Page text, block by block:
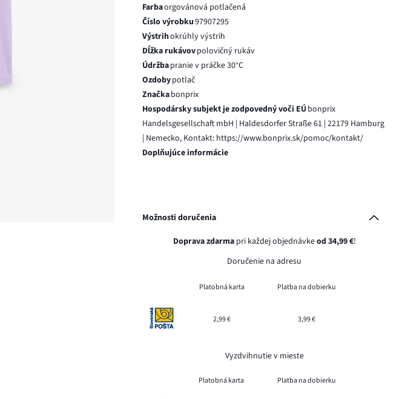
Farbaorgovánová potlačená
Číslo výrobku97907295
Výstrihokrúhly výstrih
Dĺžka rukávovpolovičný rukáv
Údržbapranie v práčke 30°C
Ozdobypotlač
Značkabonprix
Hospodársky subjekt je zodpovedný voči EÚbonprix
Handelsgesellschaft mbH | Haldesdorfer Straße 61 | 22179 Hamburg
| Nemecko, Kontakt: https://www.bonprix.sk/pomoc/kontakt/
Doplňujúce informácie
Možnosti doručenia
Doprava zdarmapri každej objednávkeod 34,99 €!
Doručenie na adresu
Platobná karta Platba na dobierku
2,99 € 3,99 €
Vyzdvihnutie v mieste
Platobná karta Platba na dobierku